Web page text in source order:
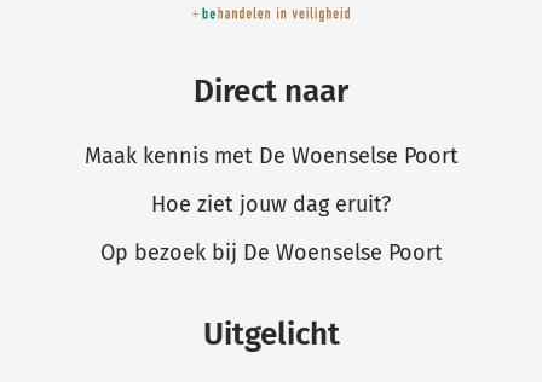
Direct naar
Maak kennis met De Woenselse Poort
Hoe ziet jouw dag eruit?
Op bezoek bij De Woenselse Poort
Uitgelicht